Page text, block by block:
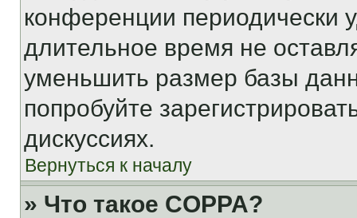
конференции периодически
длительное время не
уменьшить размер базы
попробуйте
дискуссиях.
Вернуться к началу
» Что такое COPPA?